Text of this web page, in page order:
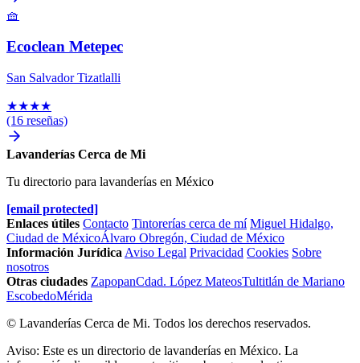
🧺
Ecoclean Metepec
San Salvador Tizatlalli
★★★★
(16 reseñas)
Lavanderías Cerca de Mi
Tu directorio para lavanderías en México
[email protected]
Enlaces útiles Contacto Tintorerías cerca de mí Miguel Hidalgo,
Ciudad de MéxicoÁlvaro Obregón, Ciudad de México
Información Jurídica Aviso Legal Privacidad Cookies Sobre
nosotros
Otras ciudades ZapopanCdad. López MateosTultitlán de Mariano
EscobedoMérida
© Lavanderías Cerca de Mi. Todos los derechos reservados.
Aviso: Este es un directorio de lavanderías en México. La